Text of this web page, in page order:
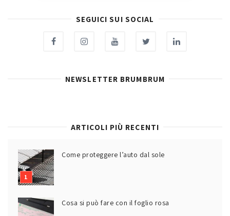
SEGUICI SUI SOCIAL
NEWSLETTER BRUMBRUM
ARTICOLI PIÙ RECENTI
Come proteggere l’auto dal sole
Cosa si può fare con il foglio rosa